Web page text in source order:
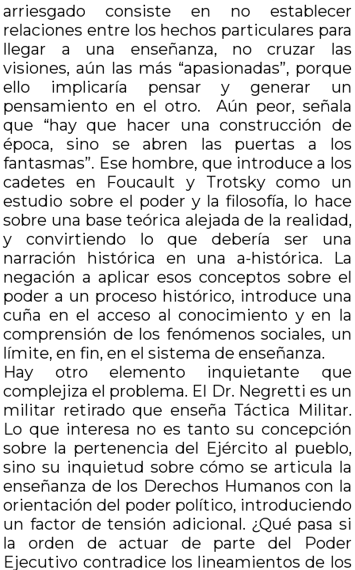
arriesgado consiste en no establecer
relaciones entre los hechos particulares para
llegar a una enseñanza, no cruzar las
visiones, aún las más “apasionadas”, porque
ello implicaría pensar y generar un
pensamiento en el otro. Aún peor, señala
que “hay que hacer una construcción de
época, sino se abren las puertas a los
fantasmas”. Ese hombre, que introduce a los
cadetes en Foucault y Trotsky como un
estudio sobre el poder y la filosofía, lo hace
sobre una base teórica alejada de la realidad,
y convirtiendo lo que debería ser una
narración histórica en una a-histórica. La
negación a aplicar esos conceptos sobre el
poder a un proceso histórico, introduce una
cuña en el acceso al conocimiento y en la
comprensión de los fenómenos sociales, un
límite, en fin, en el sistema de enseñanza.
Hay otro elemento inquietante que
complejiza el problema. El Dr. Negretti es un
militar retirado que enseña Táctica Militar.
Lo que interesa no es tanto su concepción
sobre la pertenencia del Ejército al pueblo,
sino su inquietud sobre cómo se articula la
enseñanza de los Derechos Humanos con la
orientación del poder político, introduciendo
un factor de tensión adicional. ¿Qué pasa si
la orden de actuar de parte del Poder
Ejecutivo contradice los lineamientos de los